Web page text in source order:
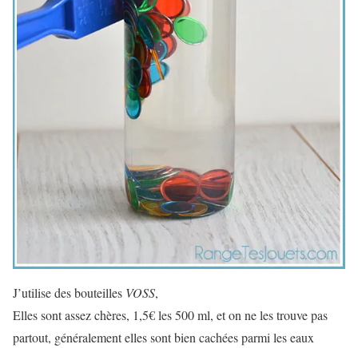
J’utilise des bouteilles VOSS,
Elles sont assez chères, 1,5€ les 500 ml, et on ne les trouve pas
partout, généralement elles sont bien cachées parmi les eaux